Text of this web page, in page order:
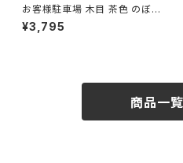
お客様駐車場 木目 茶色 のぼり
旗
¥3,795
商品一